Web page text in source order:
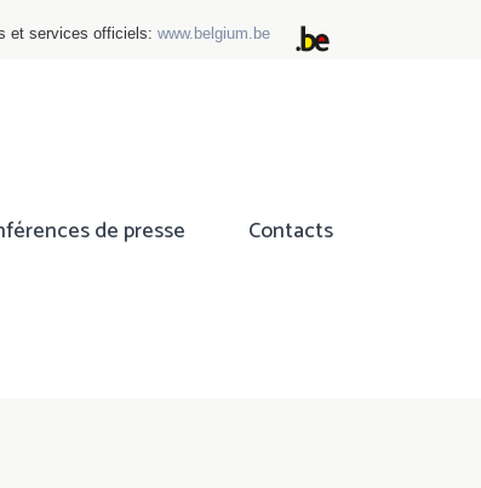
et services officiels: www.belgium.be
de presse Contacts